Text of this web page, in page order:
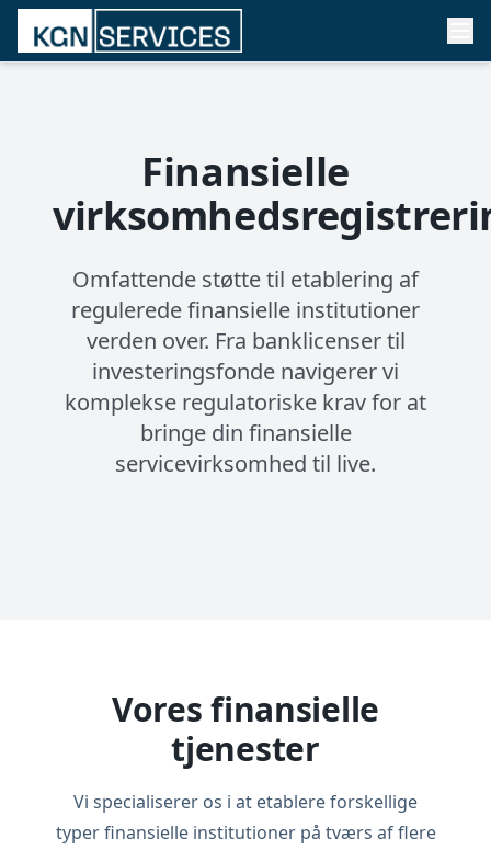
Finansielle
Omfattende støtte til etablering af
regulerede finansielle institutioner
verden over. Fra banklicenser til
investeringsfonde navigerer vi
komplekse regulatoriske krav for at
bringe din finansielle
servicevirksomhed til live.
Vores finansielle
tjenester
Vi specialiserer os i at etablere forskellige
typer finansielle institutioner på tværs af flere